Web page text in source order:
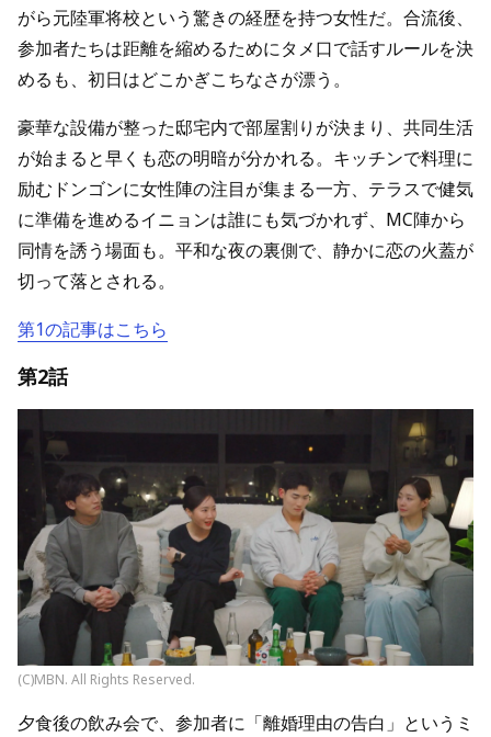
がら元陸軍将校という驚きの経歴を持つ女性だ。合流後、
参加者たちは距離を縮めるためにタメ口で話すルールを決
めるも、初日はどこかぎこちなさが漂う。
豪華な設備が整った邸宅内で部屋割りが決まり、共同生活
が始まると早くも恋の明暗が分かれる。キッチンで料理に
励むドンゴンに女性陣の注目が集まる一方、テラスで健気
に準備を進めるイニョンは誰にも気づかれず、MC陣から
同情を誘う場面も。平和な夜の裏側で、静かに恋の火蓋が
切って落とされる。
第1の記事はこちら
第2話
(C)MBN. All Rights Reserved.
夕食後の飲み会で、参加者に「離婚理由の告白」というミ